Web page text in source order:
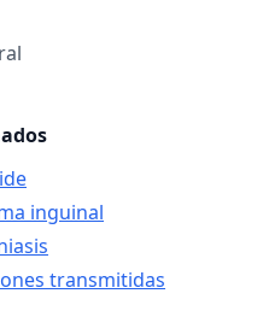
inguinal
transmitidas